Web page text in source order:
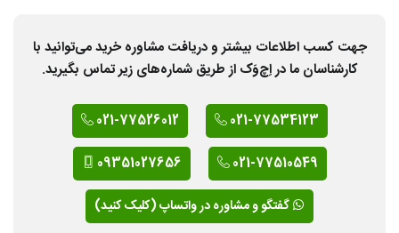
جهت کسب اطلاعات بیشتر و دریافت مشاوره خرید می‌توانید با
کارشناسان ما در اِچ‌وَک از طریق شماره‌های زیر تماس بگیرید.
021-77534123
021-77526012
021-77510549
09351027656
گفتگو و مشاوره در واتساپ (کلیک کنید)